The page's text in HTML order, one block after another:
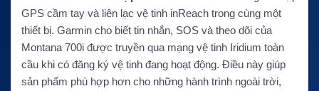
GPS cầm tay và liên lạc vệ tinh inReach trong cùng một
thiết bị. Garmin cho biết tin nhắn, SOS và theo dõi của
Montana 700i được truyền qua mạng vệ tinh Iridium toàn
cầu khi có đăng ký vệ tinh đang hoạt động. Điều này giúp
sản phẩm phù hợp hơn cho những hành trình ngoài trời,